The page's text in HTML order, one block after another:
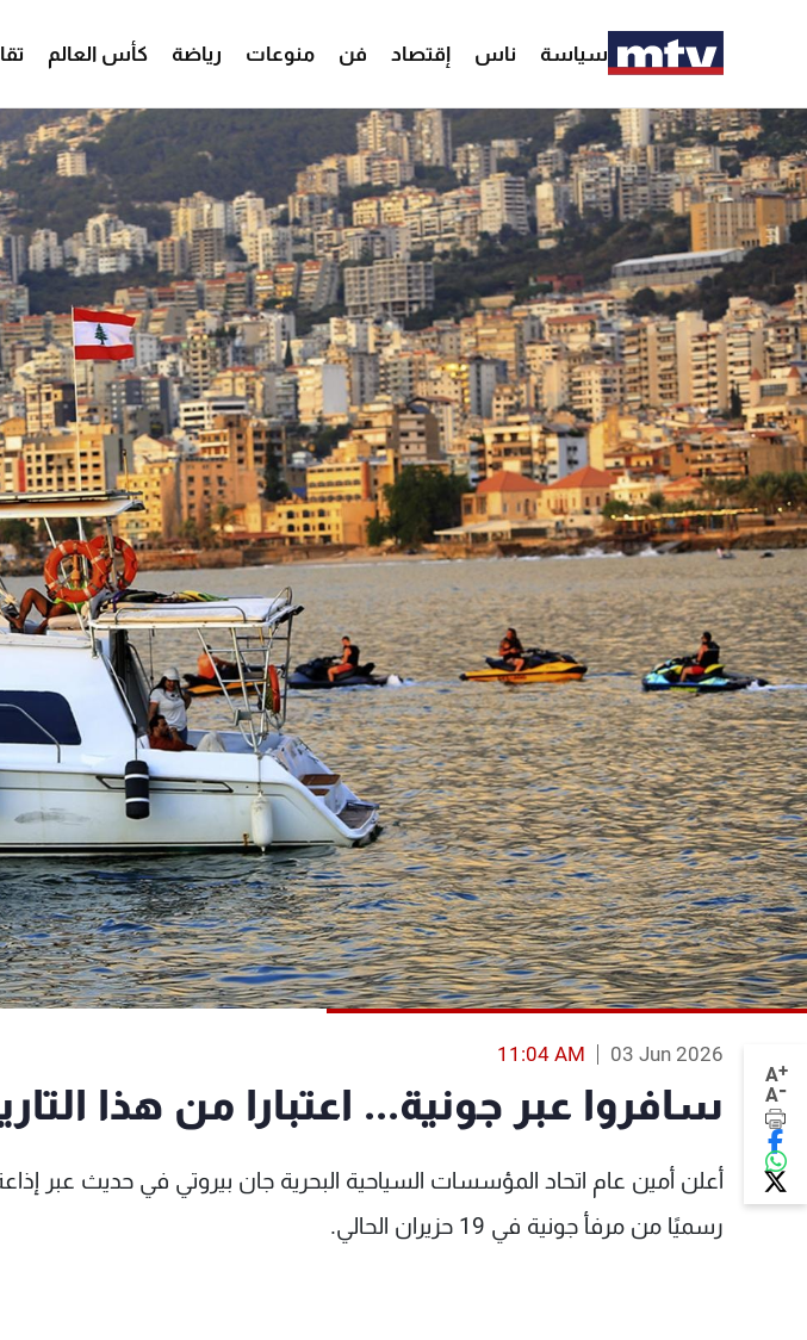
سياسة ناس إقتصاد فن منوعات رياضة كأس العالم
A+
A-
03 Jun 2026
11:04 AM
سافروا عبر جونية... اعتبارا من هذا
رسميًا من مرفأ جونية في 19 حزيران الحالي.